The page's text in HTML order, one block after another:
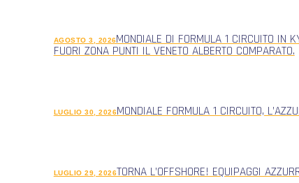
AGOSTO 3, 2026MONDIALE DI FORMULA 1 CIRCUITO IN
FUORI ZONA PUNTI IL VENETO ALBERTO COMPARATO.
LUGLIO 30, 2026MONDIALE FORMULA 1 CIRCUITO,
LUGLIO 29, 2026TORNA L’OFFSHORE! EQUIPAGGI